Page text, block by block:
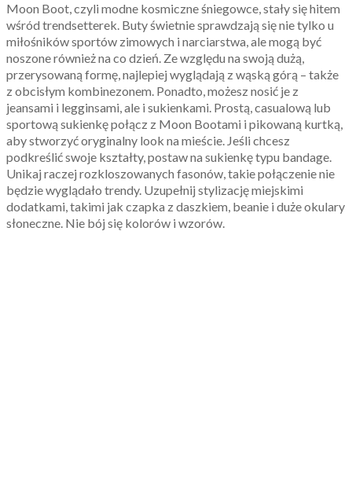
Moon Boot, czyli modne kosmiczne śniegowce, stały się hitem
wśród trendsetterek. Buty świetnie sprawdzają się nie tylko u
miłośników sportów zimowych i narciarstwa, ale mogą być
noszone również na co dzień. Ze względu na swoją dużą,
przerysowaną formę, najlepiej wyglądają z wąską górą – także
z obcisłym kombinezonem. Ponadto, możesz nosić je z
jeansami i legginsami, ale i sukienkami. Prostą, casualową lub
sportową sukienkę połącz z Moon Bootami i pikowaną kurtką,
aby stworzyć oryginalny look na mieście. Jeśli chcesz
podkreślić swoje kształty, postaw na sukienkę typu bandage.
Unikaj raczej rozkloszowanych fasonów, takie połączenie nie
będzie wyglądało trendy. Uzupełnij stylizację miejskimi
dodatkami, takimi jak czapka z daszkiem, beanie i duże okulary
słoneczne. Nie bój się kolorów i wzorów.